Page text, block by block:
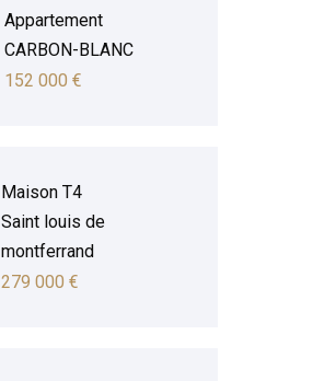
Appartement
CARBON-BLANC
152 000 €
Maison T4
Saint louis de
montferrand
279 000 €